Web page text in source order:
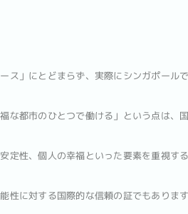
ス」にとどまらず、実際にシンガポール
な都市のひとつで働ける」という点は、
定性、個人の幸福といった要素を重視す
に対する国際的な信頼の証でもあります